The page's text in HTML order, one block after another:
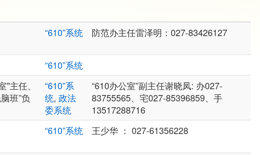
“610”系统 防范办主任雷泽明：027-83426127
“610”系统
主任、
班”负
“610”系
统, 政法
委系统
“610办公室”副主任谢晓凤: 办027-
83755565、宅027-85396859、手
13517288716
“610”系统 王少华 ： 027-61356228